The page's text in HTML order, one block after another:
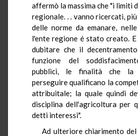
affermò la massima che "i limiti
regionale. . . vanno ricercati,
delle norme da emanare,
l'ente regione é stato creato. E
dubitare che il
funzione del
pubblici, le finalità che la
perseguire qualificano la
attribuitale; la quale quindi
disciplina dell'agricoltura per
detti interessi".
Ad ulteriore chiarimento